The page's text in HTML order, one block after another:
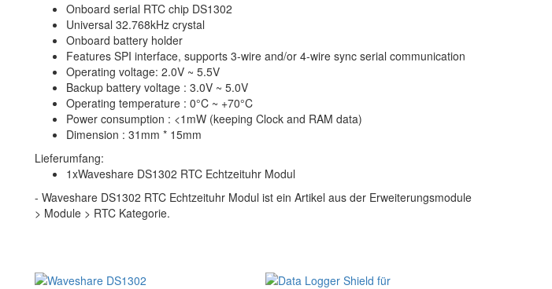
Onboard serial RTC chip DS1302
Universal 32.768kHz crystal
Onboard battery holder
Features SPI interface, supports 3-wire and/or 4-wire sync serial communication
Operating voltage: 2.0V ~ 5.5V
Backup battery voltage : 3.0V ~ 5.0V
Operating temperature : 0°C ~ +70°C
Power consumption : <1mW (keeping Clock and RAM data)
Dimension : 31mm * 15mm
Lieferumfang:
1xWaveshare DS1302 RTC Echtzeituhr Modul
- Waveshare DS1302 RTC Echtzeituhr Modul ist ein Artikel aus der Erweiterungsmodule
> Module > RTC Kategorie.